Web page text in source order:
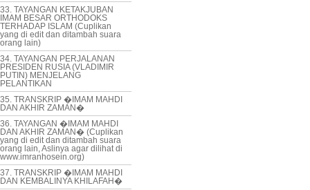
33. TAYANGAN KETAKJUBAN
IMAM BESAR ORTHODOKS
TERHADAP ISLAM (Cuplikan
yang di edit dan ditambah suara
orang lain)
34. TAYANGAN PERJALANAN
PRESIDEN RUSIA (VLADIMIR
PUTIN) MENJELANG
PELANTIKAN
35. TRANSKRIP �IMAM MAHDI
DAN AKHIR ZAMAN�
36. TAYANGAN �IMAM MAHDI
DAN AKHIR ZAMAN� (Cuplikan
yang di edit dan ditambah suara
orang lain, Aslinya agar dilihat di
www.imranhosein.org)
37. TRANSKRIP �IMAM MAHDI
DAN KEMBALINYA KHILAFAH�